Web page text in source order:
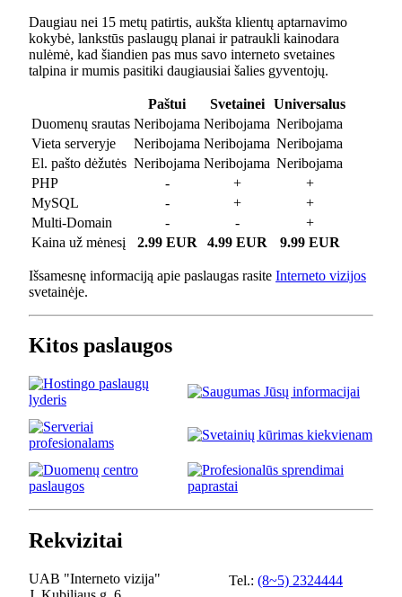
Daugiau nei 15 metų patirtis, aukšta klientų aptarnavimo
kokybė, lankstūs paslaugų planai ir patraukli kainodara
nulėmė, kad šiandien pas mus savo interneto svetaines
talpina ir mumis pasitiki daugiausiai šalies gyventojų.
Paštui Svetainei
Universalus
Duomenų srautas Neribojama Neribojama Neribojama
Vieta serveryje
Neribojama Neribojama Neribojama
El. pašto dėžutės Neribojama Neribojama Neribojama
PHP
- +
+
MySQL
- +
+
Multi-Domain
- -
+
Kaina už mėnesį
2.99 EUR 4.99 EUR 9.99 EUR
Išsamesnę informaciją apie paslaugas rasite Interneto vizijos
svetainėje.
Kitos paslaugos
Rekvizitai
UAB "Interneto vizija"
Tel.: (8~5) 2324444